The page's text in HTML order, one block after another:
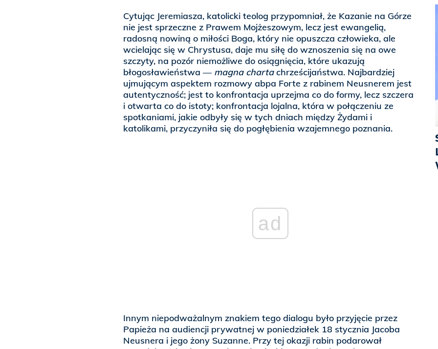
Cytując Jeremiasza, katolicki teolog przypomniał, że Kazanie na Górze
nie jest sprzeczne z Prawem Mojżeszowym, lecz jest ewangelią,
radosną nowiną o miłości Boga, który nie opuszcza człowieka, ale
wcielając się w Chrystusa, daje mu siłę do wznoszenia się na owe
szczyty, na pozór niemożliwe do osiągnięcia, które ukazują
błogosławieństwa — magna chartachrześcijaństwa. Najbardziej
ujmującym aspektem rozmowy abpa Forte z rabinem Neusnerem jest
autentyczność; jest to konfrontacja uprzejma co do formy, lecz szczera
i otwarta co do istoty; konfrontacja lojalna, która w połączeniu ze
spotkaniami, jakie odbyły się w tych dniach między Żydami i
katolikami, przyczyniła się do pogłębienia wzajemnego poznania.
ad
Innym niepodważalnym znakiem tego dialogu było przyjęcie przez
Papieża na audiencji prywatnej w poniedziałek 18 stycznia Jacoba
Neusnera i jego żony Suzanne. Przy tej okazji rabin podarował